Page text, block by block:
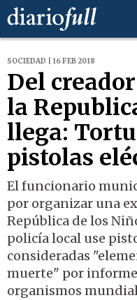
SOCIEDAD | 16 FEB 2018
Del
la
llega:
pistolas
El funcionario
por organizar una
República de los
policía local use
consideradas
muerte" por
organismos